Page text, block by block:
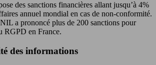
des sanctions financières allant jusqu’à 4%
annuel mondial en cas de non-conformité.
a prononcé plus de 200 sanctions pour
RGPD en France.
des informations